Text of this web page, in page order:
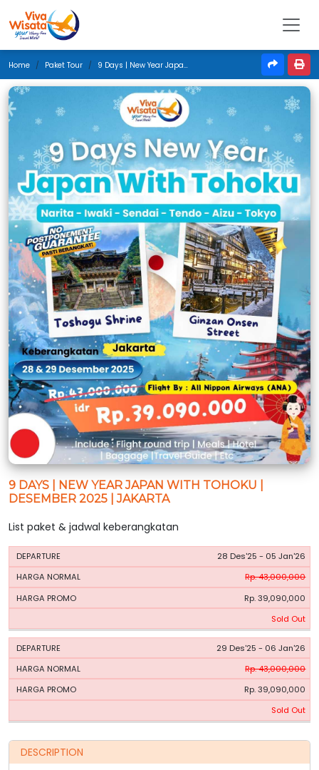
Home Paket Tour 9 Days | New Year Japan With Tohoku | Desember 2025 | Jakarta
9 DAYS | NEW YEAR JAPAN WITH TOHOKU |
DESEMBER 2025 | JAKARTA
List paket & jadwal keberangkatan
PERIODE
HARGA
28 Des'25 - 05 Jan'26
Rp. 43,000,000
Rp. 39,090,000
Sold Out
29 Des'25 - 06 Jan'26
Rp. 43,000,000
Rp. 39,090,000
Sold Out
DESCRIPTION